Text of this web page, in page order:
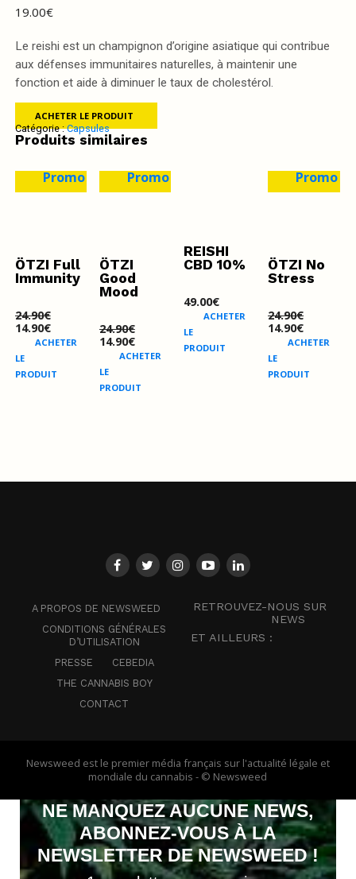
19.00€
Le reishi est un champignon d’origine asiatique qui contribue
aux défenses immunitaires naturelles, à maintenir une
fonction et aide à diminuer le taux de cholestérol.
ACHETER LE PRODUIT
Catégorie :Capsules
Produits similaires
Promo !
ÖTZI Full
Immunity
24.90€
Le
initial
était :
24.90€.
14.90€Le
prix
actuel
14.90€.
ACHETER
LE
PRODUIT
Promo !
ÖTZI
Good
Mood
24.90€
Le
initial
était :
24.90€.
14.90€Le
prix
actuel
14.90€.
ACHETER
LE
PRODUIT
REISHI
CBD 10%
49.00€
ACHETER
LE
PRODUIT
Promo !
ÖTZI No
Stress
24.90€
Le
initial
était :
24.90€.
14.90€Le
prix
actuel
14.90€.
ACHETER
LE
PRODUIT
A PROPOS DE NEWSWEED
CONDITIONS GÉNÉRALES
D’UTILISATION
PRESSE
CEBEDIA
THE CANNABIS BOY
CONTACT
RETROUVEZ-NOUS SUR
NEWS
ET AILLEURS :
Newsweed est le premier média français sur l'actualité légale et
mondiale du cannabis - © Newsweed
NE MANQUEZ AUCUNE NEWS,
ABONNEZ-VOUS À LA
NEWSLETTER DE NEWSWEED !